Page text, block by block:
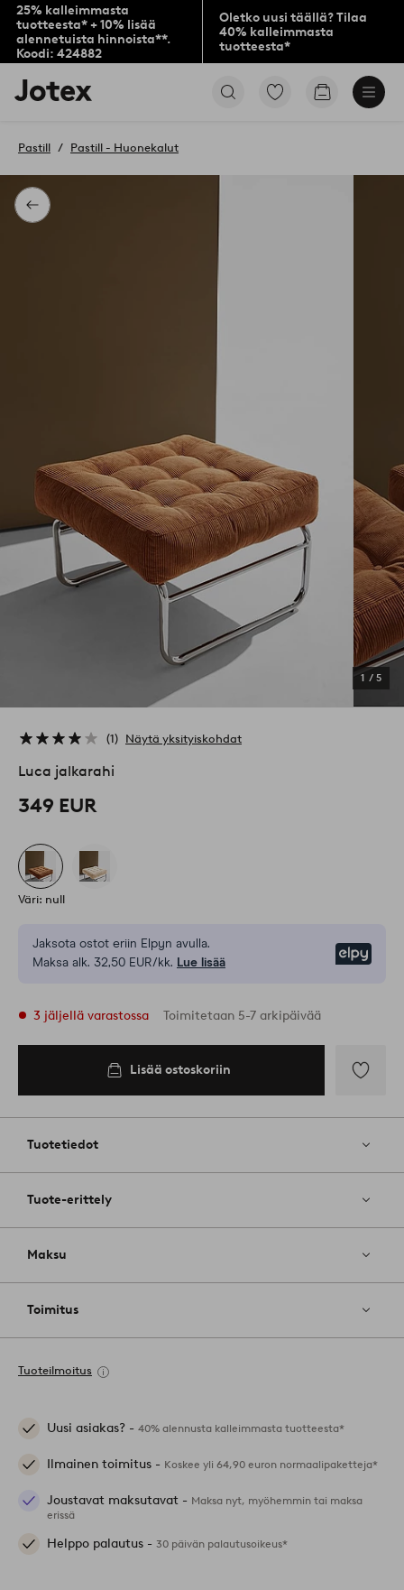
25% kalleimmasta
tuotteesta* + 10% lisää
alennetuista hinnoista**.
Koodi: 424882
Oletko uusi täällä? Tilaa
40% kalleimmasta
tuotteesta*
Jotex-
logo
aloitussivulle
Siirry
Siirry
Takaisin
Pastill Pastill - Huonekalut
1 / 5
1 Näytä yksityiskohdat
Luca jalkarahi
349 EUR
Väri: null
Jaksota ostot eriin Elpyn avulla.
Maksa alk. 32,50 EUR/kk. Lue lisää
3 jäljellä varastossa Toimitetaan 5-7 arkipäivää
Lisää ostoskoriin
Tuotetiedot
Tuote-erittely
Maksu
Toimitus
Tuoteilmoitus
Uusi asiakas? - 40% alennusta kalleimmasta tuotteesta*
Ilmainen toimitus - Koskee yli 64,90 euron normaalipaketteja*
Joustavat maksutavat - Maksa nyt, myöhemmin tai maksa
erissä
Helppo palautus - 30 päivän palautusoikeus*